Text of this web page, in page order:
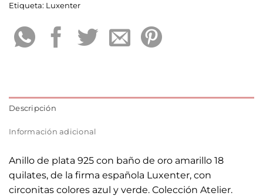
Etiqueta: Luxenter
Descripción
Información adicional
Anillo de plata 925 con baño de oro amarillo 18
quilates, de la firma española Luxenter, con
circonitas colores azul y verde. Colección Atelier.